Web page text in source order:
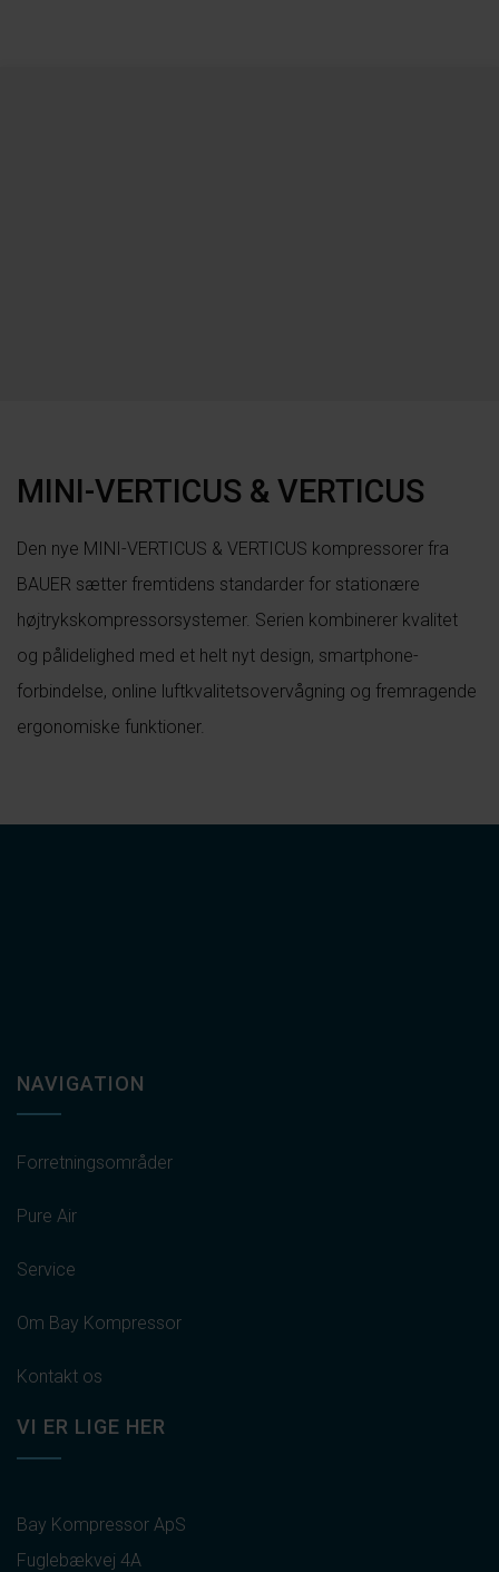
MINI-VERTICUS & VERTICUS
Den nye MINI-VERTICUS & VERTICUS kompressorer fra
BAUER sætter fremtidens standarder for stationære
højtrykskompressorsystemer. Serien kombinerer kvalitet
og pålidelighed med et helt nyt design, smartphone-
forbindelse, online luftkvalitetsovervågning og fremragende
ergonomiske funktioner.
NAVIGATION
Forretningsområder
Pure Air
Service
Om Bay Kompressor
Kontakt os
VI ER LIGE HER
Bay Kompressor ApS
Fuglebækvej 4A